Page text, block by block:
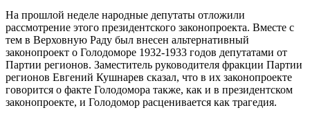
На прошлой неделе народные депутаты отложили
рассмотрение этого президентского законопроекта. Вместе с
тем в Верховную Раду был внесен альтернативный
законопроект о Голодоморе 1932-1933 годов депутатами от
Партии регионов. Заместитель руководителя фракции Партии
регионов Евгений Кушнарев сказал, что в их законопроекте
говорится о факте Голодомора также, как и в президентском
законопроекте, и Голодомор расценивается как трагедия.